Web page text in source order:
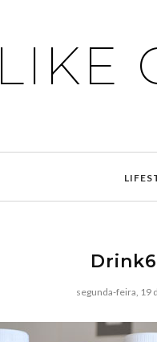
LIKE
segunda-feira, 19